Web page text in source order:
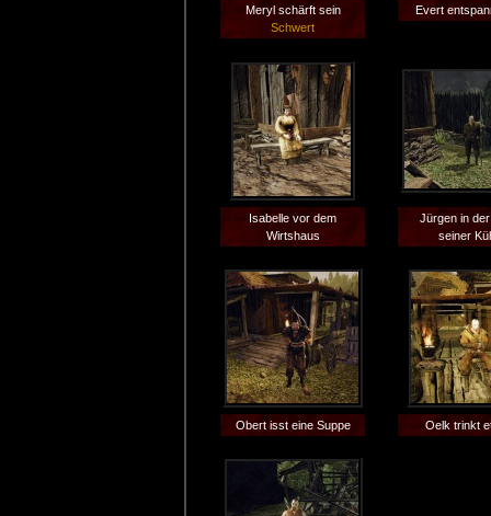
Meryl schärft sein
Schwert
Evert
Isabelle vor dem
Wirtshaus
Jürgen in
seiner
Obert isst eine Suppe Oelk trinkt